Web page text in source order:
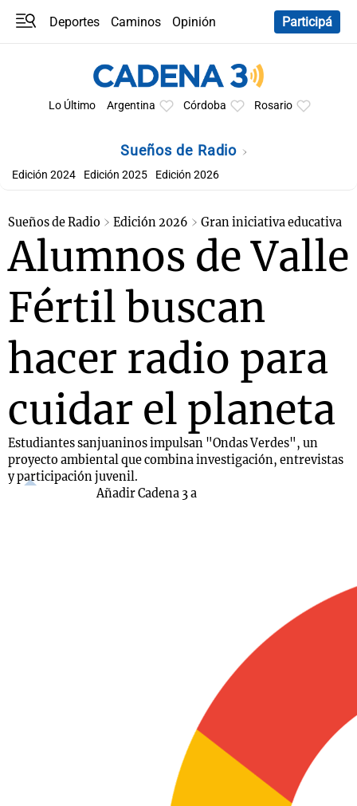
Deportes Caminos
Opinión
Participá
Lo Último Argentina Córdoba Rosario
Sueños de Radio
Edición 2024 Edición 2025 Edición 2026
Sueños de Radio Edición 2026 Gran iniciativa educativa
Alumnos de Valle
Fértil buscan
hacer radio para
cuidar el planeta
Estudiantes sanjuaninos impulsan "Ondas Verdes", un
proyecto ambiental que combina investigación, entrevistas
y participación juvenil.
Añadir Cadena 3 a
Notas